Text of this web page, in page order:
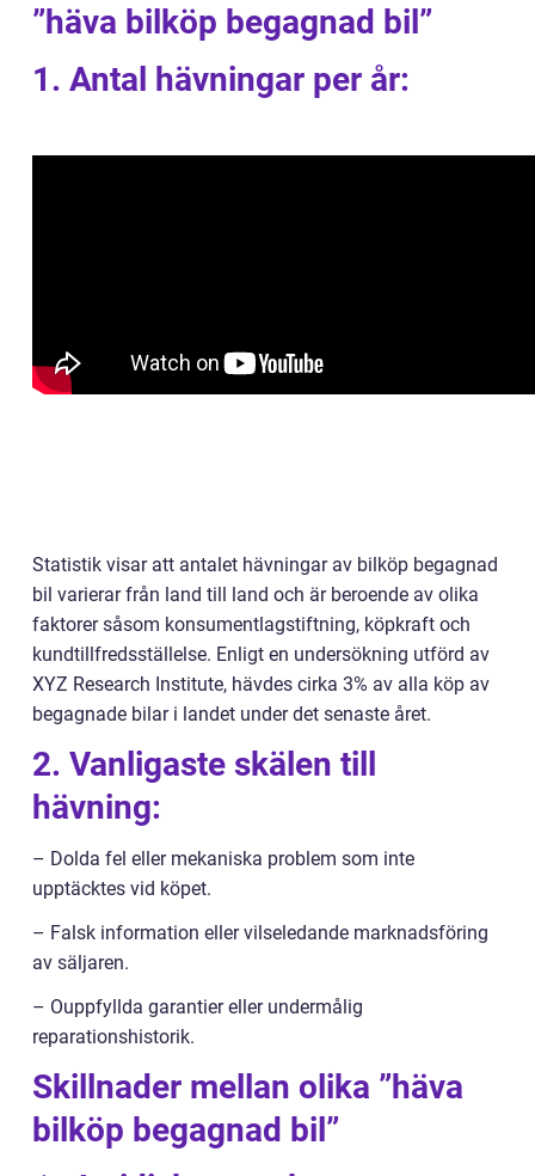
”häva bilköp begagnad bil”
1. Antal hävningar per år:
Statistik visar att antalet hävningar av bilköp begagnad
bil varierar från land till land och är beroende av olika
faktorer såsom konsumentlagstiftning, köpkraft och
kundtillfredsställelse. Enligt en undersökning utförd av
XYZ Research Institute, hävdes cirka 3% av alla köp av
begagnade bilar i landet under det senaste året.
2. Vanligaste skälen till
hävning:
– Dolda fel eller mekaniska problem som inte
upptäcktes vid köpet.
– Falsk information eller vilseledande marknadsföring
av säljaren.
– Ouppfyllda garantier eller undermålig
reparationshistorik.
Skillnader mellan olika ”häva
bilköp begagnad bil”